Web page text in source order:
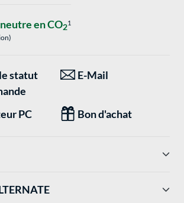
neutre en CO21
statut
E-Mail
PC Bon d'achat